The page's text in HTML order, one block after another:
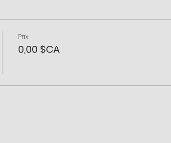
Prix
0,00 $CA